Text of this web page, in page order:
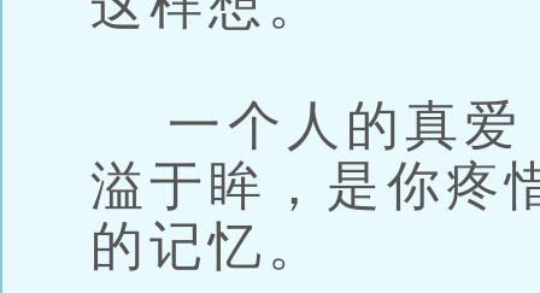
一个人的真爱
溢于眸，是你疼
的记忆。